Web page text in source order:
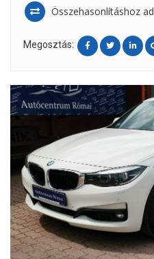
Összehasonlításhoz ad
Megosztás: